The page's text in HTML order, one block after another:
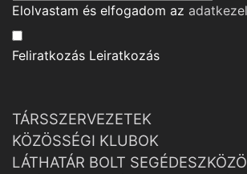
Elolvastam és elfogadom az
Feliratkozás Leiratkozás
TÁRSSZERVEZETEK
KÖZÖSSÉGI KLUBOK
LÁTHATÁR BOLT